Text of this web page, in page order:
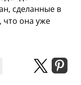
сделанные в
что она уже